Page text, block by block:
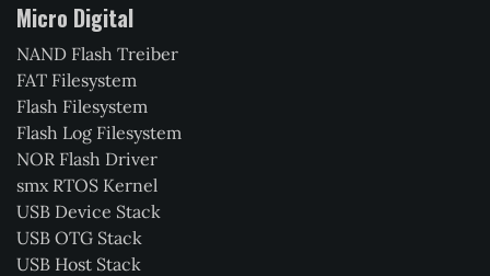
Micro Digital
NAND Flash Treiber
FAT Filesystem
Flash Filesystem
Flash Log Filesystem
NOR Flash Driver
smx RTOS Kernel
USB Device Stack
USB OTG Stack
USB Host Stack